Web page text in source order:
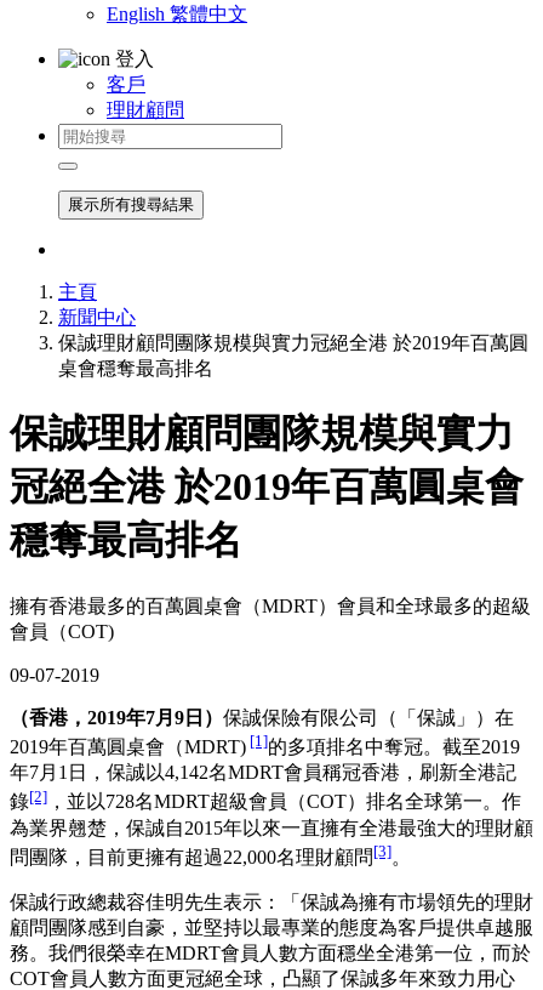
English 繁體中文
登入
客戶
理財顧問
展示所有搜尋結果
主頁
新聞中心
保誠理財顧問團隊規模與實力冠絕全港 於2019年百萬圓
桌會穩奪最高排名
保誠理財顧問團隊規模與實力
冠絕全港 於2019年百萬圓桌會
穩奪最高排名
擁有香港最多的百萬圓桌會（MDRT）會員和全球最多的超級
會員（COT)
09-07-2019
（香港，2019年7月9日） 保誠保險有限公司（「保誠」）在
2019年百萬圓桌會（MDRT) [1]的多項排名中奪冠。截至2019
年7月1日，保誠以4,142名MDRT會員稱冠香港，刷新全港記
錄[2] ，並以728名MDRT超級會員（COT）排名全球第一。作
為業界翹楚，保誠自2015年以來一直擁有全港最強大的理財顧
問團隊，目前更擁有超過22,000名理財顧問 [3]。
保誠行政總裁容佳明先生表示：「保誠為擁有市場領先的理財
顧問團隊感到自豪，並堅持以最專業的態度為客戶提供卓越服
務。我們很榮幸在MDRT會員人數方面穩坐全港第一位，而於
COT會員人數方面更冠絕全球，凸顯了保誠多年來致力用心